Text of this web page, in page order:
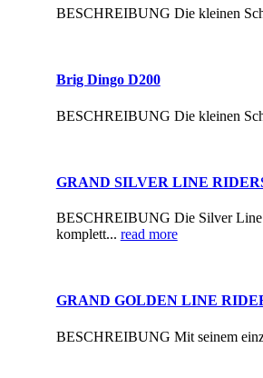
BESCHREIBUNG Die kleinen
Brig Dingo D200
BESCHREIBUNG Die kleinen
GRAND SILVER LINE
BESCHREIBUNG Die Silver Line
komplett... read more
GRAND GOLDEN LINE
BESCHREIBUNG Mit seinem